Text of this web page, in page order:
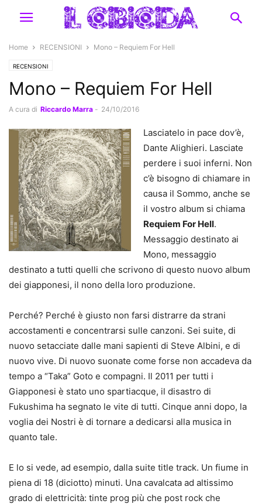
Home RECENSIONI Mono – Requiem For Hell
RECENSIONI
Mono – Requiem For Hell
A cura di Riccardo Marra - 24/10/2016
Lasciatelo in pace dov’è,
Dante Alighieri. Lasciate
perdere i suoi inferni. Non
c’è bisogno di chiamare in
causa il Sommo, anche se
il vostro album si chiama
Requiem For Hell.
Messaggio destinato ai
Mono, messaggio
destinato a tutti quelli che scrivono di questo nuovo album
dei giapponesi, il nono della loro produzione.
Perché? Perché è giusto non farsi distrarre da strani
accostamenti e concentrarsi sulle canzoni. Sei suite, di
nuovo setacciate dalle mani sapienti di Steve Albini, e di
nuovo vive. Di nuovo suonate come forse non accadeva da
tempo a “Taka” Goto e compagni. Il 2011 per tutti i
Giapponesi è stato uno spartiacque, il disastro di
Fukushima ha segnato le vite di tutti. Cinque anni dopo, la
voglia dei Nostri è di tornare a dedicarsi alla musica in
quanto tale.
E lo si vede, ad esempio, dalla suite title track. Un fiume in
piena di 18 (diciotto) minuti. Una cavalcata ad altissimo
grado di elettricità: tinte prog più che post rock che